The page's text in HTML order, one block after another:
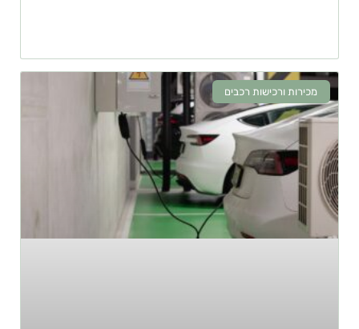
מכירות ורכישות רכבים